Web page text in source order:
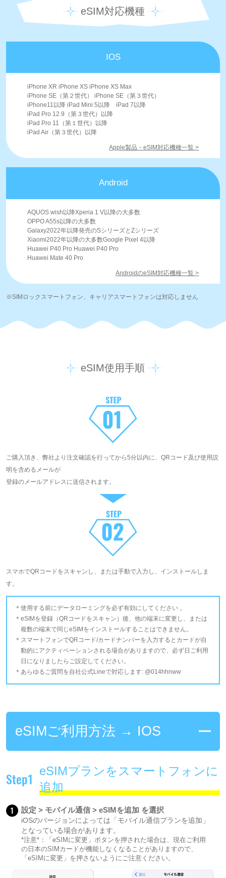
eSIM対応機種
IOS
iPhone XR iPhone XS iPhone XS Max
iPhone SE（第２世代） iPhone SE（第３世代）
iPhone11以降 iPad Mini 5以降 iPad 7以降
iPad Pro 12.9（第３世代）以降
iPad Pro 11（第１世代）以降
iPad Air（第３世代）以降
Apple製品・eSIM対応機種一覧 >
Android
AQUOS wish以降Xperia 1 V以降の大多数
OPPO A55s以降の大多数
Galaxy2022年以降発売のSシリーズとZシリーズ
Xiaomi2022年以降の大多数Google Pixel 4以降
Huawei P40 Pro Huawei P40 Pro
Huawei Mate 40 Pro
AndroidのeSIM対応機種一覧 >
※SIMロックスマートフォン、キャリアスマートフォンは対応しません
eSIM使用手順
ご購入頂き、弊社より注文確認を行ってから5分以内に、QRコード及び使用説
明を含めるメールが
登録のメールアドレスに送信されます。
スマホでQRコードをスキャンし、または手動で入力し、インストールしま
す。
使用する前にデータローミングを必ず有効にしてください 。
eSIMを登録（QRコードをスキャン）後、他の端末に変更し、または
複数の端末で同じeSIMをインストールすることはできません。
スマートフォンでQRコード/カードナンバーを入力するとカードが自
動的にアクティベーションされる場合がありますので、必ず日ご利用
日になりましたらご設定してください。
あらゆるご質問を自社公式Lineで対応します: @014hhnww
eSIMご利用方法 → IOS
Step1
eSIMプランをスマートフォンに
追加
1 設定 > モバイル通信 > eSIMを追加 を選択
iOSのバージョンによっては「モバイル通信プランを追加」
となっている場合があります。
*注意*：「eSIMに変更」ボタンを押された場合は、現在ご利用
の日本のSIMカードが機能しなくなることがありますので、
「eSIMに変更」を押さないようにご注意ください。